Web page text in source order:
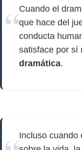
Cuando el
que hace del
conducta
satisface por sí
dramática.
Incluso cuando